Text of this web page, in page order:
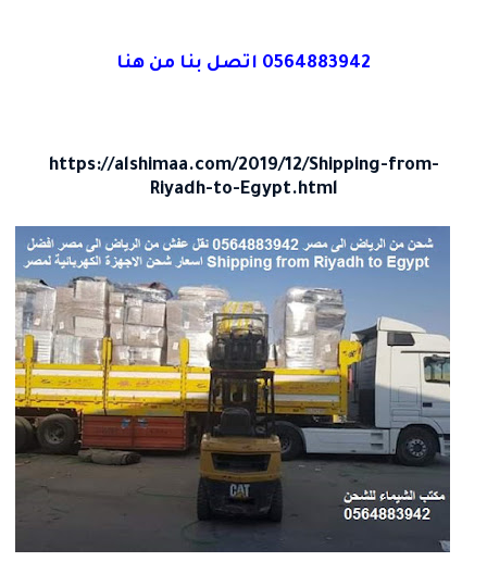
0564883942 اتصل بنا من هنا
https://alshimaa.com/2019/12/Shipping-from-
Riyadh-to-Egypt.html